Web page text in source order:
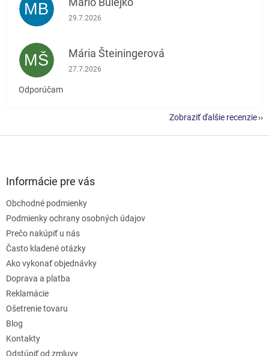
MB Hodnotenie obchodu je 5 z 5 hviezdičiek.
29.7.2026
MŠ Mária Šteiningerová
Hodnotenie obchodu je 5 z 5 hviezdičiek.
27.7.2026
Odporúčam
Zobraziť ďalšie recenzie
Informácie pre vás
Obchodné podmienky
Podmienky ochrany osobných údajov
Prečo nakúpiť u nás
Často kladené otázky
Ako vykonať objednávky
Doprava a platba
Reklamácie
Ošetrenie tovaru
Blog
Kontakty
Odstúpiť od zmluvy